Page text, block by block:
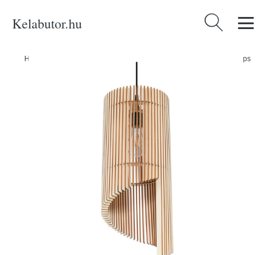
Kelabutor.hu Keresés:
Home Limpezia fa függőlámpa - Nice Lamps